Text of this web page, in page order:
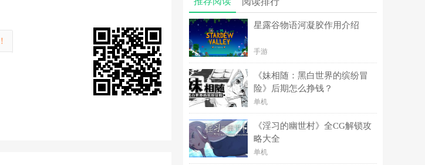
星露谷物语河凝胶作用介绍
手游
《妹相随：黑白世界的缤纷冒
险》后期怎么挣钱？
单机
《淫习的幽世村》全CG解锁攻
略大全
单机